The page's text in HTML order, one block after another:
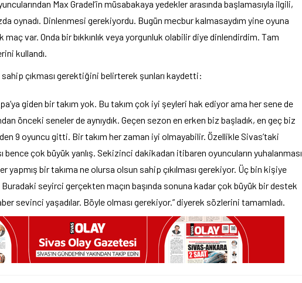
Max Gradel’in müsabakaya yedekler arasında başlamasıyla ilgili,
oynadı. Dinlenmesi gerekiyordu. Bugün mecbur kalmasaydım yine oyuna
maç var. Onda bir bıkkınlık veya yorgunluk olabilir diye dinlendirdim. Tam
kullandı.
sahip çıkması gerektiğini belirterek şunları kaydetti:
giden bir takım yok. Bu takım çok iyi şeyleri hak ediyor ama her sene de
önceki seneler de aynıydık. Geçen sezon en erken biz başladık, en geç biz
9 oyuncu gitti. Bir takım her zaman iyi olmayabilir. Özellikle Sivas’taki
bence çok büyük yanlış. Sekizinci dakikadan itibaren oyuncuların yuhalanması
yapmış bir takıma ne olursa olsun sahip çıkılması gerekiyor. Üç bin kişiye
Buradaki seyirci gerçekten maçın başında sonuna kadar çok büyük bir destek
sevinci yaşadılar. Böyle olması gerekiyor.” diyerek sözlerini tamamladı.